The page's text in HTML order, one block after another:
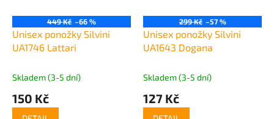
449 Kč –66 %
Unisex ponožky Silvini
UA1746 Lattari
Skladem (3-5 dní)
150 Kč
299 Kč –57 %
Unisex ponožky Silvini
UA1643 Dogana
Skladem (3-5 dní)
127 Kč